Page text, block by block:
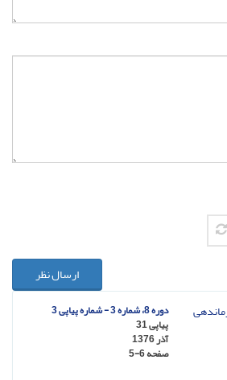
ارسال نظر
دوره 8، شماره 3 - شماره پیاپی 3
پیاپی 31
آذر 1376
صفحه5-6